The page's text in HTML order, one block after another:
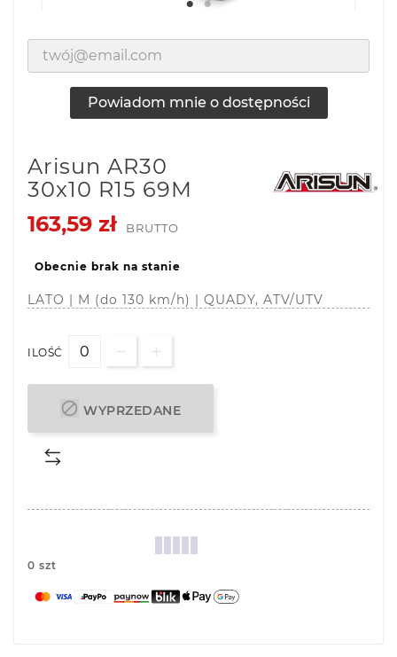
Powiadom mnie o dostępności
Arisun AR30
30x10 R15 69M
163,59 zł
BRUTTO
Obecnie brak na stanie
LATO | M (do 130 km/h) | QUADY, ATV/UTV
ILOŚĆ
 WYPRZEDANE
0 szt